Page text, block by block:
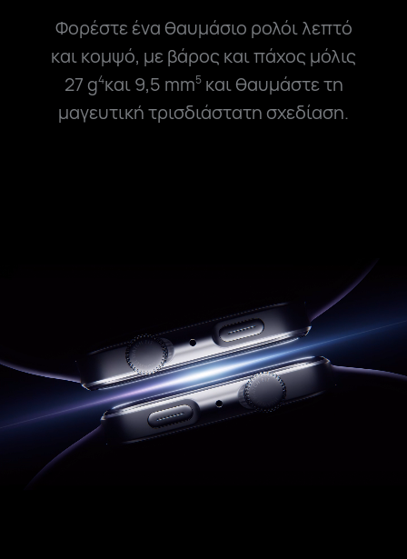
Φορέστε ένα θαυμάσιο ρολόι λεπτό
και κομψό, με βάρος και πάχος μόλις
27 g4και 9,5 mm5και θαυμάστε τη
μαγευτική τρισδιάστατη σχεδίαση.